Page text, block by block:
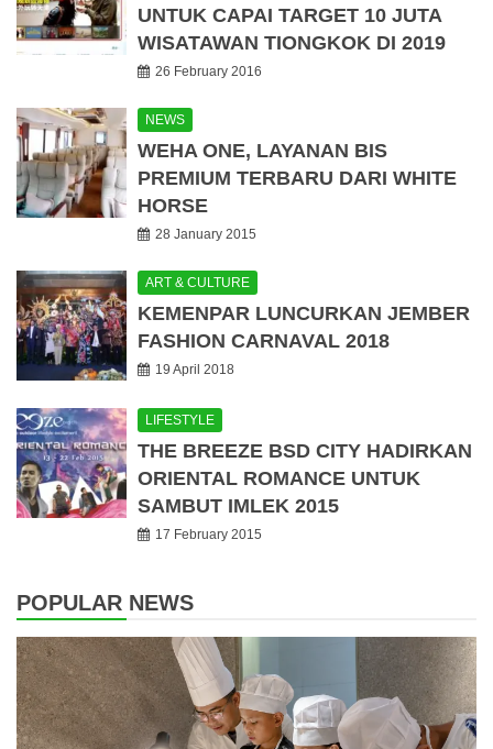
UNTUK CAPAI TARGET 10 JUTA
WISATAWAN TIONGKOK DI 2019
26 February 2016
NEWS
WEHA ONE, LAYANAN BIS
PREMIUM TERBARU DARI WHITE
HORSE
28 January 2015
ART & CULTURE
KEMENPAR LUNCURKAN JEMBER
FASHION CARNAVAL 2018
19 April 2018
LIFESTYLE
THE BREEZE BSD CITY HADIRKAN
ORIENTAL ROMANCE UNTUK
SAMBUT IMLEK 2015
17 February 2015
POPULAR NEWS